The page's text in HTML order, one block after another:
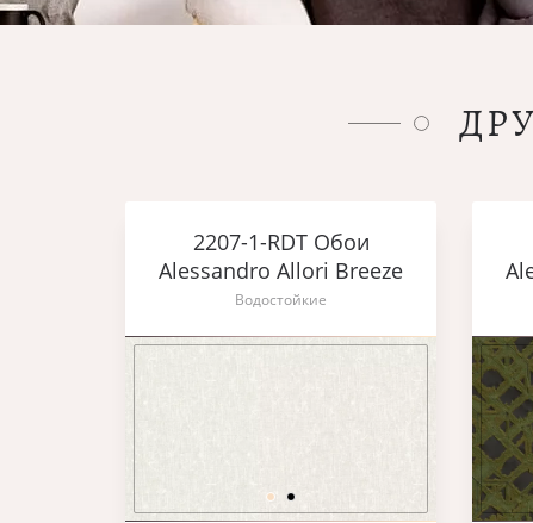
2207-1-RDT Обои
Alessandro Allori Breeze
Водостойкие